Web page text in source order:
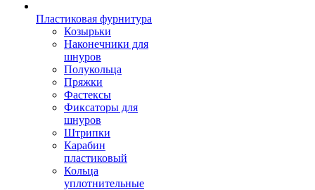
Пластиковая фурнитура
Козырьки
Наконечники для
шнуров
Полукольца
Пряжки
Фастексы
Фиксаторы для
шнуров
Штрипки
Карабин
пластиковый
Кольца
уплотнительные